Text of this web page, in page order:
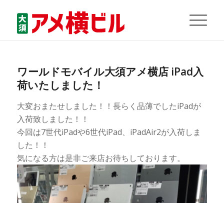
ワールドモバイル大須アメ横店 iPad入
荷いたしました！
大変おまたせしました！！長らく品薄でしたiPadが
入荷致しました！！
今回は7世代iPadや6世代iPad、iPadAir2が入荷しま
した！！
気になる方は是非ご来店お待ちしております。